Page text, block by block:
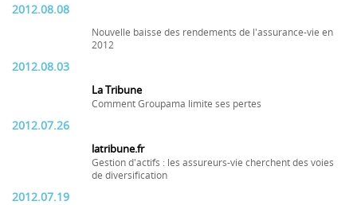
2012.08.08
Nouvelle baisse des rendements de l'assurance-vie en
2012
2012.08.03
La Tribune
Comment Groupama limite ses pertes
2012.07.26
latribune.fr
Gestion d'actifs : les assureurs-vie cherchent des voies
de diversification
2012.07.19